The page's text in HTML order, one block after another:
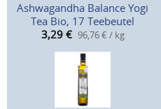
Ashwagandha Balance Yogi
Tea Bio, 17 Teebeutel
3,29 € 96,76 € / kg